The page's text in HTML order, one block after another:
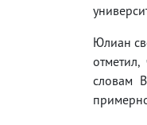
Юлиан
словам